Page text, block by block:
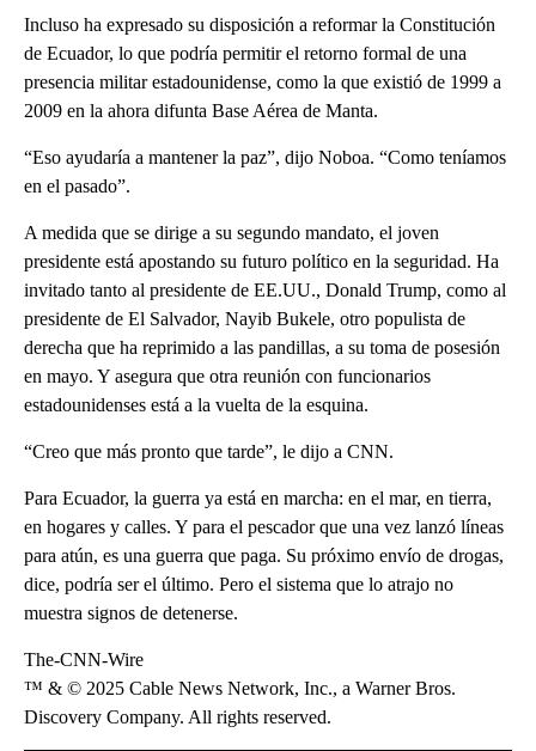
Incluso ha expresado su disposición a reformar la Constitución
de Ecuador, lo que podría permitir el retorno formal de una
presencia militar estadounidense, como la que existió de 1999 a
2009 en la ahora difunta Base Aérea de Manta.
“Eso ayudaría a mantener la paz”, dijo Noboa. “Como teníamos
en el pasado”.
A medida que se dirige a su segundo mandato, el joven
presidente está apostando su futuro político en la seguridad. Ha
invitado tanto al presidente de EE.UU., Donald Trump, como al
presidente de El Salvador, Nayib Bukele, otro populista de
derecha que ha reprimido a las pandillas, a su toma de posesión
en mayo. Y asegura que otra reunión con funcionarios
estadounidenses está a la vuelta de la esquina.
“Creo que más pronto que tarde”, le dijo a CNN.
Para Ecuador, la guerra ya está en marcha: en el mar, en tierra,
en hogares y calles. Y para el pescador que una vez lanzó líneas
para atún, es una guerra que paga. Su próximo envío de drogas,
dice, podría ser el último. Pero el sistema que lo atrajo no
muestra signos de detenerse.
The-CNN-Wire
™ & © 2025 Cable News Network, Inc., a Warner Bros.
Discovery Company. All rights reserved.